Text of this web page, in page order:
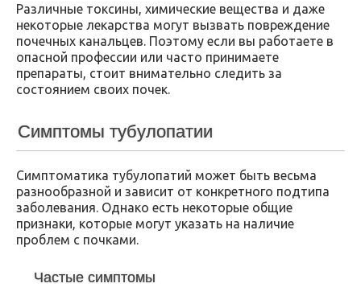
Различные токсины, химические вещества и даже
некоторые лекарства могут вызвать повреждение
почечных канальцев. Поэтому если вы работаете в
опасной профессии или часто принимаете
препараты, стоит внимательно следить за
состоянием своих почек.
Симптомы тубулопатии
Симптоматика тубулопатий может быть весьма
разнообразной и зависит от конкретного подтипа
заболевания. Однако есть некоторые общие
признаки, которые могут указать на наличие
проблем с почками.
Частые симптомы